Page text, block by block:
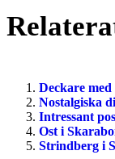
Deckare
Nostalgiska
Intressant
Ost i
Strindberg i